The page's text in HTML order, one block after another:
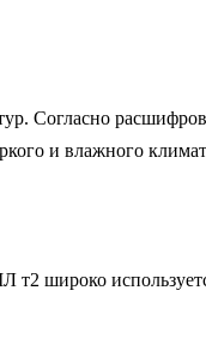
Согласно
и влажного
широко